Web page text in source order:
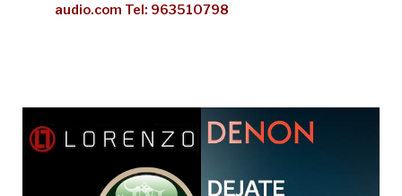
audio.com Tel: 963510798